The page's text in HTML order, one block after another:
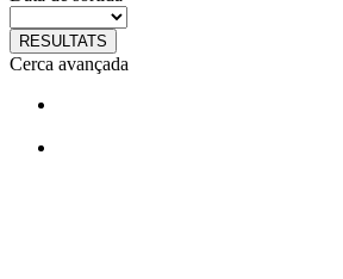
RESULTATS
Cerca avançada